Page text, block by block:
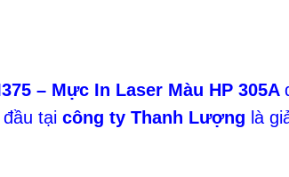
– Mực In Laser Màu HP 305A
tại công ty Thanh Lượng là